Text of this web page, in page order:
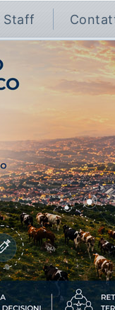
Staff